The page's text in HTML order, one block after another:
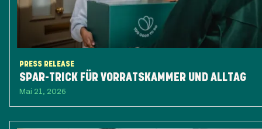
PRESS RELEASE
SPAR-TRICK FÜR VORRATSKAMMER UND ALLTAG
Mai 21, 2026